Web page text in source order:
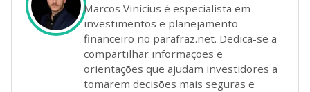
Marcos Vinícius é especialista em
investimentos e planejamento
financeiro no parafraz.net. Dedica-se a
compartilhar informações e
orientações que ajudam investidores a
tomarem decisões mais seguras e